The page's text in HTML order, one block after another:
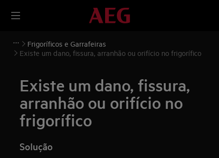
Frigoríficos e Garrafeiras
Existe um dano, fissura, arranhão ou orifício no frigorífico
Existe um dano, fissura,
arranhão ou orifício no
frigorífico
Solução